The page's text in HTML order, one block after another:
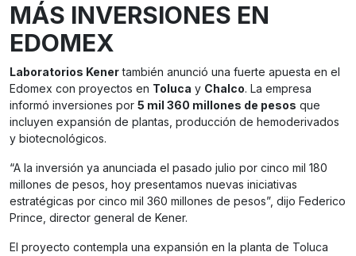
MÁS INVERSIONES EN
EDOMEX
Laboratorios Kenertambién anunció una fuerte apuesta en el
Edomex con proyectos en Toluca y Chalco. La empresa
informó inversiones por 5 mil 360 millones de pesos que
incluyen expansión de plantas, producción de hemoderivados
y biotecnológicos.
“A la inversión ya anunciada el pasado julio por cinco mil 180
millones de pesos, hoy presentamos nuevas iniciativas
estratégicas por cinco mil 360 millones de pesos”, dijo Federico
Prince, director general de Kener.
El proyecto contempla una expansión en la planta de Toluca